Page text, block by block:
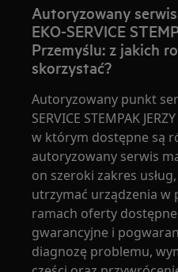
Autoryzowany
EKO-SERVICE
Przemyślu: z jakich
skorzystać?
Autoryzowany punkt
SERVICE STEMPAK
w którym dostępne są
autoryzowany serwis
on szeroki zakres
utrzymać urządzenia w
ramach oferty
gwarancyjne i
diagnozę problemu,